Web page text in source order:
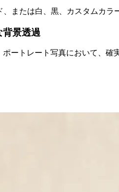
または白、黒、カスタムカ
背景透過
ートレート写真において、